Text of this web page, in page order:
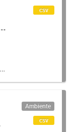
csv
Ambiente
csv